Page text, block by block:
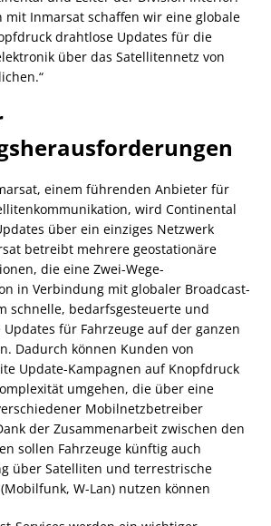
mit Inmarsat schaffen wir eine globale
drahtlose Updates für die
über das Satellitennetz von
einem führenden Anbieter für
wird Continental
über ein einziges Netzwerk
betreibt mehrere geostationäre
die eine Zwei-Wege-
in Verbindung mit globaler Broadcast-
schnelle, bedarfsgesteuerte und
für Fahrzeuge auf der ganzen
Dadurch können Kunden von
Update-Kampagnen auf Knopfdruck
umgehen, die über eine
Mobilnetzbetreiber
der Zusammenarbeit zwischen den
sollen Fahrzeuge künftig auch
über Satelliten und terrestrische
W-Lan) nutzen können